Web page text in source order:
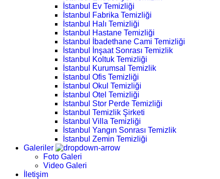
İstanbul Ev Temizliği
İstanbul Fabrika Temizliği
İstanbul Halı Temizliği
İstanbul Hastane Temizliği
İstanbul İbadethane Cami Temizliği
İstanbul İnşaat Sonrası Temizlik
İstanbul Koltuk Temizliği
İstanbul Kurumsal Temizlik
İstanbul Ofis Temizliği
İstanbul Okul Temizliği
İstanbul Otel Temizliği
İstanbul Stor Perde Temizliği
İstanbul Temizlik Şirketi
İstanbul Villa Temizliği
İstanbul Yangın Sonrası Temizlik
İstanbul Zemin Temizliği
Galeriler
Foto Galeri
Video Galeri
İletişim